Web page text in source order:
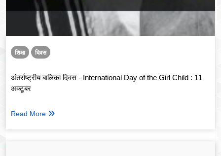
शिक्षा दिवस
अंतर्राष्ट्रीय बालिका दिवस - International Day of the Girl Child : 11
अक्टूबर
Read More